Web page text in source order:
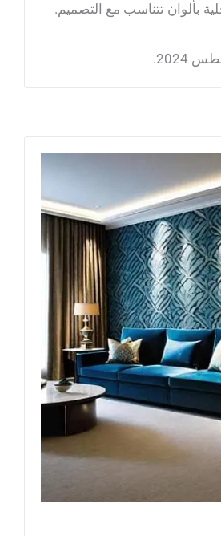
بألوان تتناسب مع التصميم.
2024.